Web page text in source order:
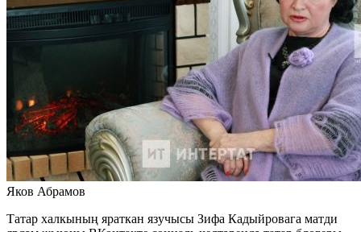
Яков Абрамов
Татар халкының яраткан язучысы Зифа Кадыйровага матди